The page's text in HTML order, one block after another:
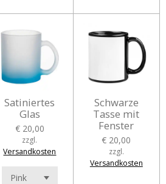
Satiniertes
Glas
€ 20,00
zzgl.
Versandkosten
Schwarze
Tasse mit
Fenster
€ 20,00
zzgl.
Versandkosten